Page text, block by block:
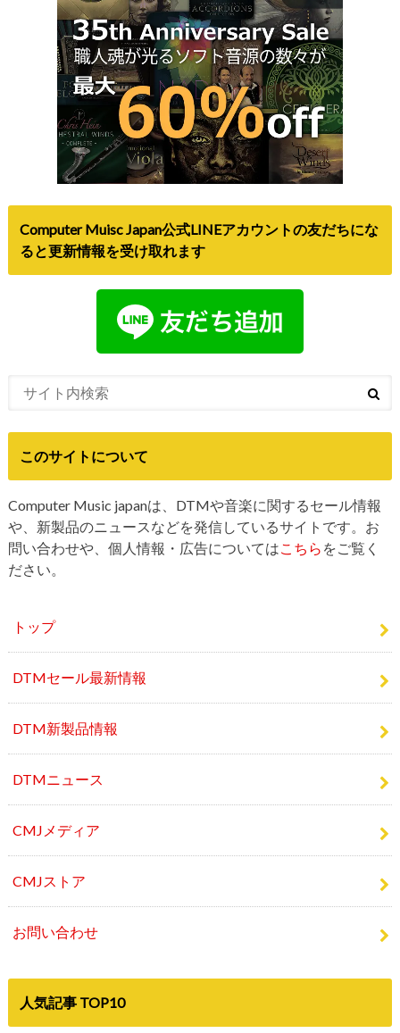
Computer Muisc Japan公式LINEアカウントの友だちにな
ると更新情報を受け取れます
このサイトについて
Computer Music japanは、DTMや音楽に関するセール情報
や、新製品のニュースなどを発信しているサイトです。お
問い合わせや、個人情報・広告についてはこちら をご覧く
ださい。
トップ
DTMセール最新情報
DTM新製品情報
DTMニュース
CMJメディア
CMJストア
お問い合わせ
人気記事 TOP10